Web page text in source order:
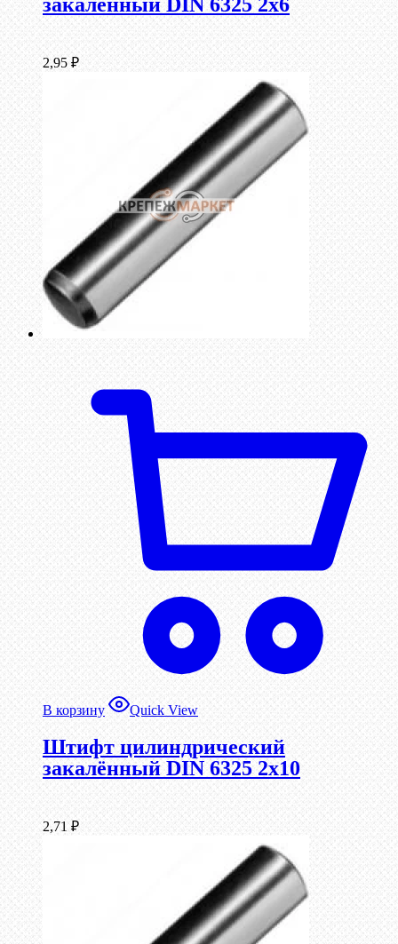
2,95 ₽
В корзину Quick View
Штифт цилиндрический
закалённый DIN 6325 2х10
2,71 ₽